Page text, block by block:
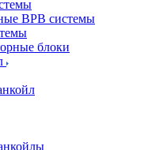
ВРВ системы
блоки